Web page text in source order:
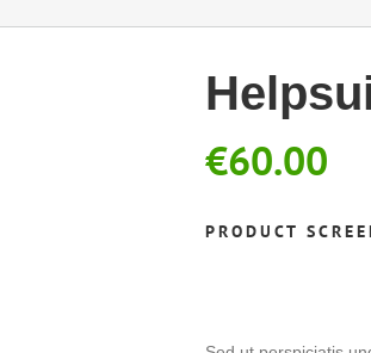
€60.00
PRODUCT